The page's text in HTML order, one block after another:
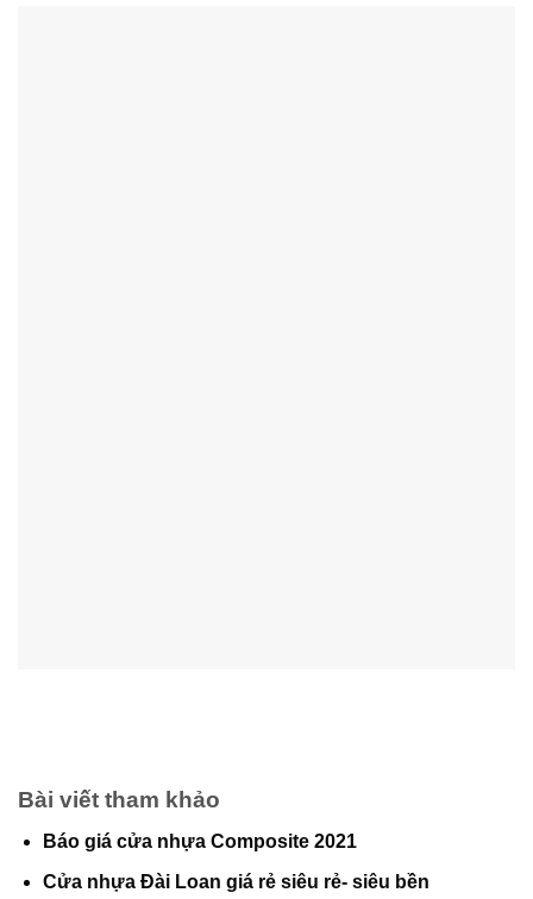
Bài viết tham khảo
Báo giá cửa nhựa Composite 2021
Cửa nhựa Đài Loan giá rẻ siêu rẻ- siêu bền